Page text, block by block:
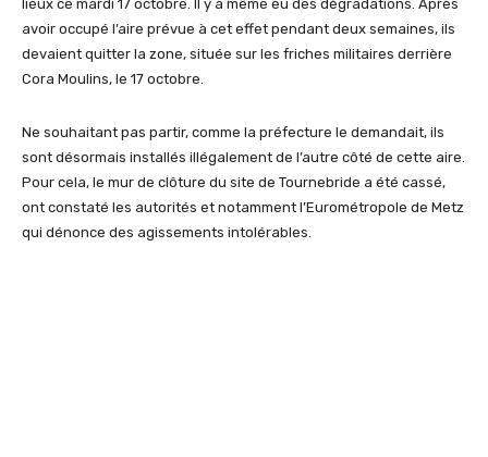
lieux ce mardi 17 octobre. Il y a même eu des dégradations. Après
avoir occupé l’aire prévue à cet effet pendant deux semaines, ils
devaient quitter la zone, située sur les friches militaires derrière
Cora Moulins, le 17 octobre.
Ne souhaitant pas partir, comme la préfecture le demandait, ils
sont désormais installés illégalement de l’autre côté de cette aire.
Pour cela, le mur de clôture du site de Tournebride a été cassé,
ont constaté les autorités et notamment l’Eurométropole de Metz
qui dénonce des agissements intolérables.